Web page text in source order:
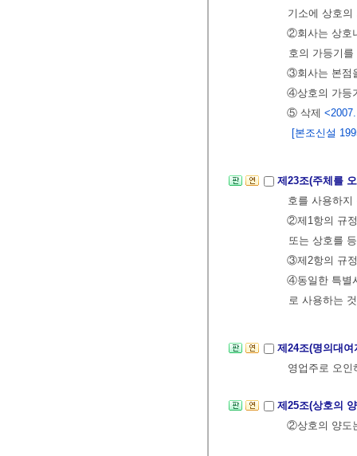
기소에 상호
②회사는 상호
호의 가등기
③회사는 본점
④상호의 가등
⑤ 삭제
[본조신설
제23조(주체를
호를 사용하지
②제1항의 규
또는 상호를
③제2항의 규
④동일한 특별
로 사용하는
제24조(명의대
영업주로 오
제25조(상호의
②상호의 양도